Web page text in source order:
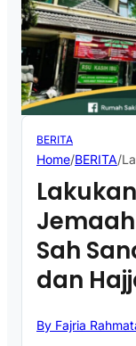
BERITA
Home/BERITA/
Sah
dan
By Fajria